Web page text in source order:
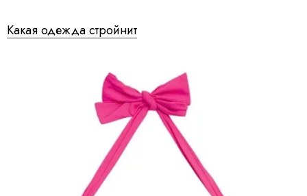
Какая одежда стройнит